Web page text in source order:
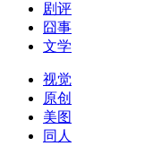
剧评
囧事
文学
视觉
原创
美图
同人